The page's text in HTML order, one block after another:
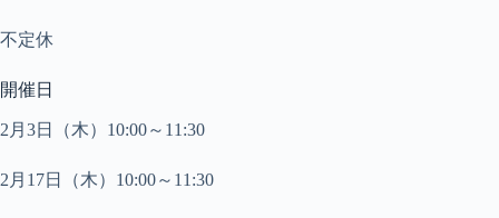
不定休
開催日
2月3日（木）10:00～11:30
2月17日（木）10:00～11:30